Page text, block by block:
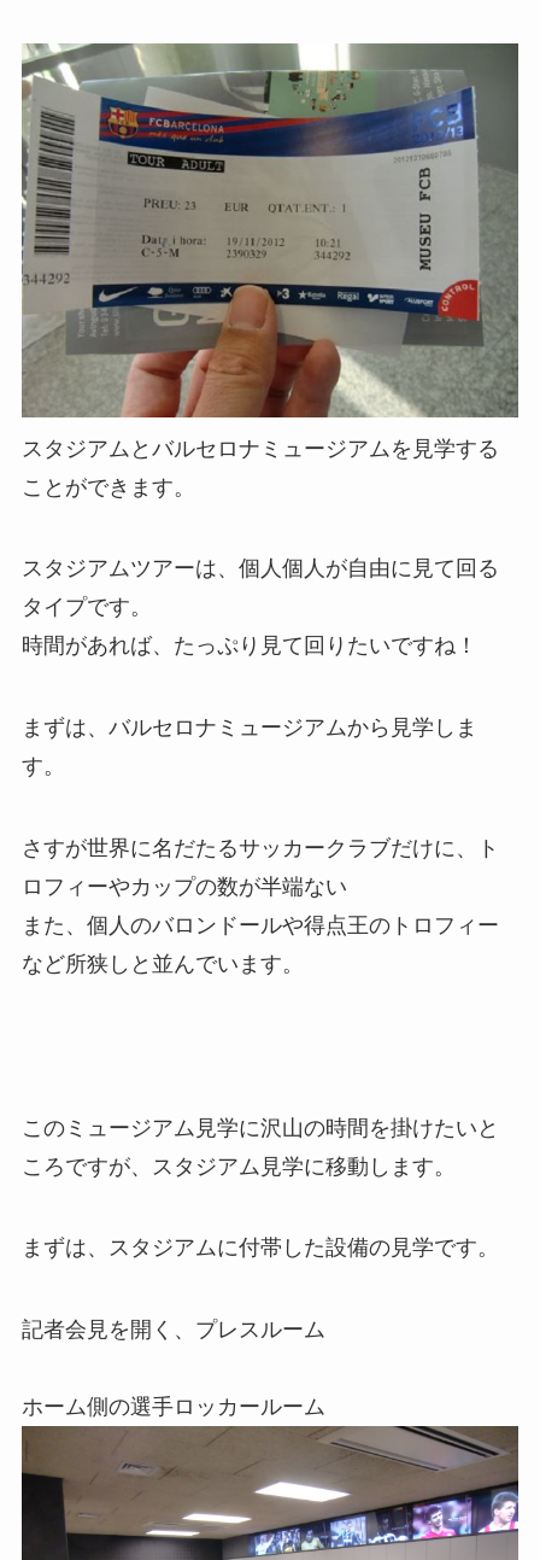
スタジアムとバルセロナミュージアムを見学する
ことができます。
スタジアムツアーは、個人個人が自由に見て回る
タイプです。
時間があれば、たっぷり見て回りたいですね！
まずは、バルセロナミュージアムから見学しま
す。
さすが世界に名だたるサッカークラブだけに、ト
ロフィーやカップの数が半端ない
また、個人のバロンドールや得点王のトロフィー
など所狭しと並んでいます。
このミュージアム見学に沢山の時間を掛けたいと
ころですが、スタジアム見学に移動します。
まずは、スタジアムに付帯した設備の見学です。
記者会見を開く、プレスルーム
ホーム側の選手ロッカールーム